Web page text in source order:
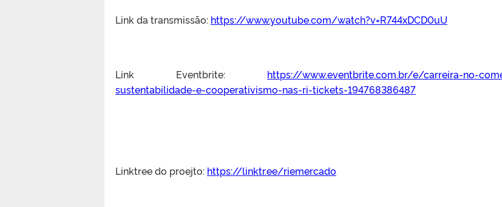
Link da transmissão: https://www.youtube.com/watch?v=R744xDCD0uU
Link Eventbrite: https://www.eventbrite.com.br/e/carreira-no-
sustentabilidade-e-cooperativismo-nas-ri-tickets-194768386487
Linktree do proejto: https://linktr.ee/riemercado